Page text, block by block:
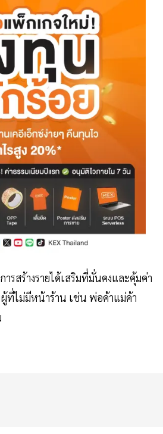
สร้างรายได้เสริมที่มั่นคงและคุ้มค่า
ที่ไม่มีหน้าร้าน เช่น พ่อค้าแม่ค้า